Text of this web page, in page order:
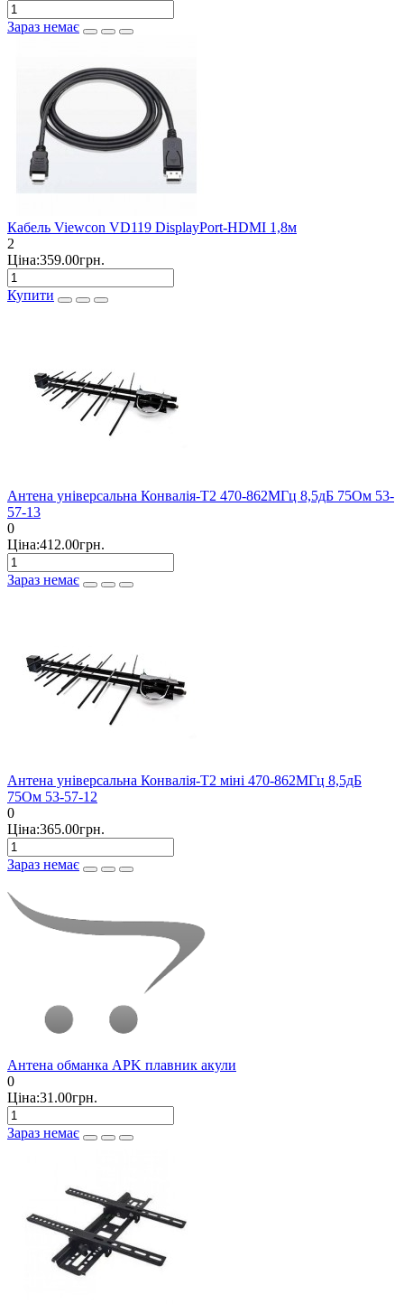
Зараз немає
Кабель Viewcon VD119 DisplayPort-HDMI 1,8м
2
Ціна:359.00грн.
Купити
Антена універсальна Конвалія-Т2 470-862МГц 8,5дБ 75Ом 53-
57-13
0
Ціна:412.00грн.
Зараз немає
Антена універсальна Конвалія-Т2 міні 470-862МГц 8,5дБ
75Ом 53-57-12
0
Ціна:365.00грн.
Зараз немає
Антена обманка APK плавник акули
0
Ціна:31.00грн.
Зараз немає